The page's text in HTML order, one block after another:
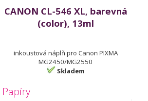
CANON CL-546 XL, barevná
(color), 13ml
inkoustová náplň pro Canon PIXMA
MG2450/MG2550
Skladem
Papíry